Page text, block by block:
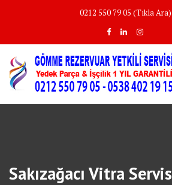
0212 550 79 05 (Tıkla Ara)
Sakızağacı Vitra Servis